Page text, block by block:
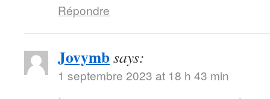
Répondre
Jovymbsays:
1 septembre 2023 at 18 h 43 min